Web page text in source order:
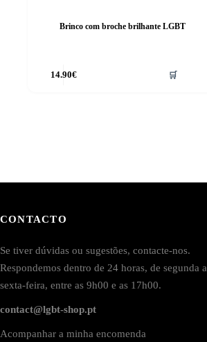
Brinco com broche brilhante LGBT
14.90€ 🛒
CONTACTO
Se tiver dúvidas ou sugestões, contacte-nos.
Respondemos dentro de 24 horas, de segunda a
sexta-feira, entre as 9h00 e as 17h00.
contact@lgbt-shop.pt
Acompanhar a minha encomenda